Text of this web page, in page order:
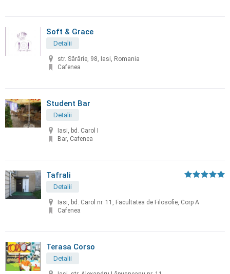
Soft & Grace
Detalii
str. Sărărie, 98, Iasi, Romania
Cafenea
Student Bar
Detalii
Iasi, bd. Carol I
Bar, Cafenea
Tafrali
Detalii
Iasi, bd. Carol nr. 11, Facultatea de Filosofie, Corp A
Cafenea
Terasa Corso
Detalii